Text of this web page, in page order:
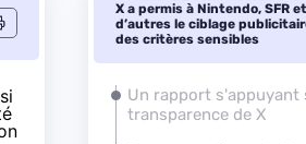
X a permis à Nintendo, SFR et
d’autres le ciblage
des critères sensibles
Un rapport s'appuyant
transparence de X